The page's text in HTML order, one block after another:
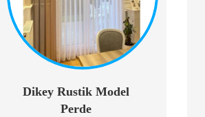
Dikey Rustik Model
Perde